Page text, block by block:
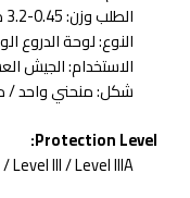
الطلب وزن: 0.45-3.2 كجم
النوع: لوحة الدروع
الاستخدام: الجيش
شكل: منحني واحد
Protection Level:
Level III / Level IIIA